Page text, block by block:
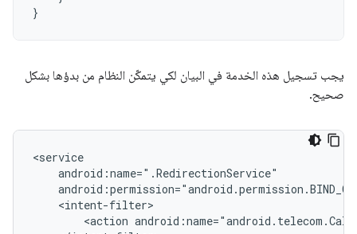
}
يجب تسجيل هذه الخدمة في البيان لكي يتمكّن النظام من بدؤها بشكل
صحيح.
<action